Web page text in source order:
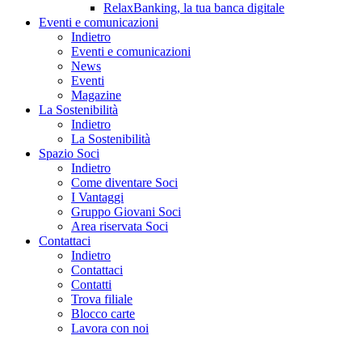
RelaxBanking, la tua banca digitale
Eventi e comunicazioni
Indietro
Eventi e comunicazioni
News
Eventi
Magazine
La Sostenibilità
Indietro
La Sostenibilità
Spazio Soci
Indietro
Come diventare Soci
I Vantaggi
Gruppo Giovani Soci
Area riservata Soci
Contattaci
Indietro
Contattaci
Contatti
Trova filiale
Blocco carte
Lavora con noi